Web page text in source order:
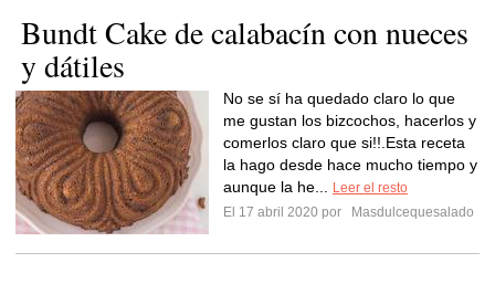
Bundt Cake de calabacín con nueces
y dátiles
No se sí ha quedado claro lo que
me gustan los bizcochos, hacerlos y
comerlos claro que si!!.Esta receta
la hago desde hace mucho tiempo y
aunque la he...
Leer el resto
El 17 abril 2020 por
Masdulcequesalado